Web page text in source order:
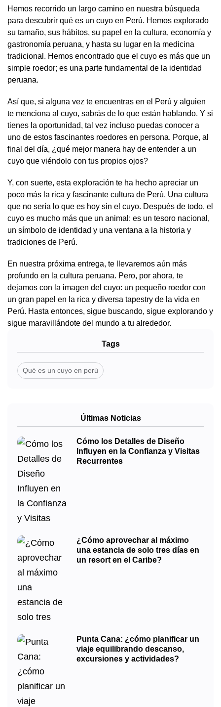
Hemos recorrido un largo camino en nuestra búsqueda
para descubrir qué es un cuyo en Perú. Hemos explorado
su tamaño, sus hábitos, su papel en la cultura, economía y
gastronomía peruana, y hasta su lugar en la medicina
tradicional. Hemos encontrado que el cuyo es más que un
simple roedor; es una parte fundamental de la identidad
peruana.
Así que, si alguna vez te encuentras en el Perú y alguien
te menciona al cuyo, sabrás de lo que están hablando. Y si
tienes la oportunidad, tal vez incluso puedas conocer a
uno de estos fascinantes roedores en persona. Porque, al
final del día, ¿qué mejor manera hay de entender a un
cuyo que viéndolo con tus propios ojos?
Y, con suerte, esta exploración te ha hecho apreciar un
poco más la rica y fascinante cultura de Perú. Una cultura
que no sería lo que es hoy sin el cuyo. Después de todo, el
cuyo es mucho más que un animal: es un tesoro nacional,
un símbolo de identidad y una ventana a la historia y
tradiciones de Perú.
En nuestra próxima entrega, te llevaremos aún más
profundo en la cultura peruana. Pero, por ahora, te
dejamos con la imagen del cuyo: un pequeño roedor con
un gran papel en la rica y diversa tapestry de la vida en
Perú. Hasta entonces, sigue buscando, sigue explorando y
sigue maravillándote del mundo a tu alrededor.
Tags
Qué es un cuyo en perú
Últimas Noticias
Cómo los Detalles de Diseño
Influyen en la Confianza y Visitas
Recurrentes
¿Cómo aprovechar al máximo
una estancia de solo tres días en
un resort en el Caribe?
Punta Cana: ¿cómo planificar un
viaje equilibrando descanso,
excursiones y actividades?